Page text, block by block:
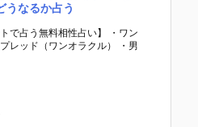
うなるか占う
トで占う無料相性占い】 ・ワン
レッド（ワンオラクル） ・男